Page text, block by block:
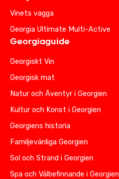
Vinets vagga
Georgia Ultimate Multi-Active
Georgiaguide
Georgiskt Vin
Georgisk mat
Natur och Äventyr i Georgien
Kultur och Konst i Georgien
Georgiens historia
Familjevänliga Georgien
Sol och Strand i Georgien
Spa och Välbefinnande i Georgien